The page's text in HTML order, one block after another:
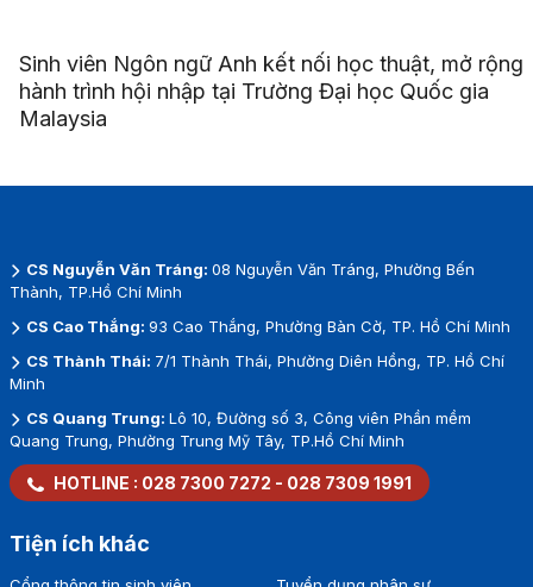
Sinh viên Ngôn ngữ Anh kết nối học thuật, mở rộng
hành trình hội nhập tại Trường Đại học Quốc gia
Malaysia
CS Nguyễn Văn Tráng: 08 Nguyễn Văn Tráng, Phường Bến
Thành, TP.Hồ Chí Minh
CS Cao Thắng: 93 Cao Thắng, Phường Bàn Cờ, TP. Hồ Chí Minh
CS Thành Thái: 7/1 Thành Thái, Phường Diên Hồng, TP. Hồ Chí
Minh
CS Quang Trung: Lô 10, Đường số 3, Công viên Phần mềm
Quang Trung, Phường Trung Mỹ Tây, TP.Hồ Chí Minh
HOTLINE : 028 7300 7272 - 028 7309 1991
Tiện ích khác